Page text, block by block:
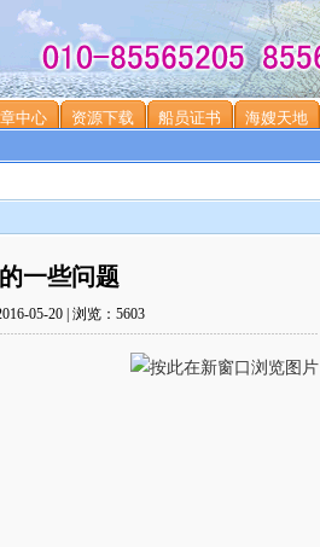
中心 资源下载 船员证书 海嫂天地
一些问题
05-20 | 浏览：5603